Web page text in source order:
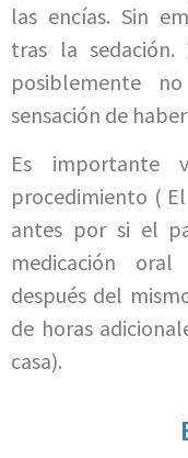
las encías. Sin
tras la
posiblemente
sensación de
Es importante
procedimiento (
antes por si el
medicación
después del
de horas
casa).